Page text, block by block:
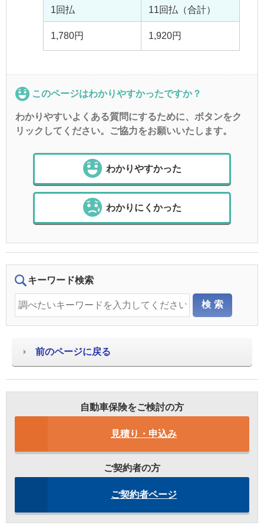
1回払 11回払（合計）
1,780円 1,920円
このページはわかりやすかったですか？
わかりやすいよくある質問にするために、ボタンをク
リックしてください。ご協力をお願いいたします。
わかりやすかった
わかりにくかった
キーワード検索
前のページに戻る
自動車保険をご検討の方
見積り・申込み
ご契約者の方
ご契約者ページ